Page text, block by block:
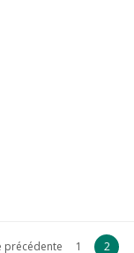
précédente 1 2